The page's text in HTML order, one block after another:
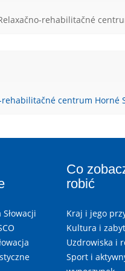
rehabilitačné
rehabilitačné centrum Horné
Co
robić
Kraj i jego
Kultura i
Uzdrowiska i
Sport i